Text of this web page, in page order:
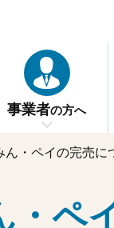
事業者の方へ
・ペイの完売に
・ペ